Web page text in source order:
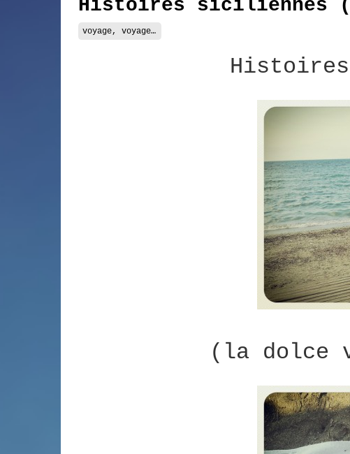
Histoires siciliennes
voyage, voyage…
(la dolce